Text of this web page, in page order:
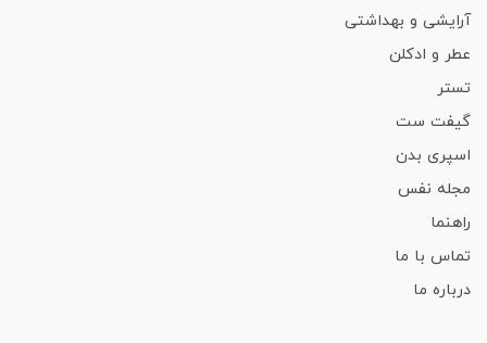
آرایشی و بهداشتی
عطر و ادکلن
تستر
گیفت ست
اسپری بدن
مجله نفس
راهنما
تماس با ما
درباره ما